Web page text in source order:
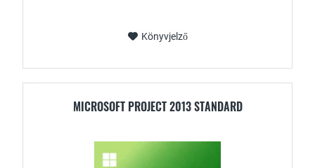
Könyvjelző
MICROSOFT PROJECT 2013 STANDARD